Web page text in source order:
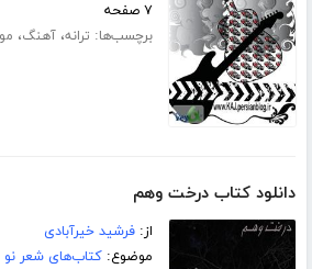
۷ صفحه
برچسب‌ها: ترانه،آهنگ،
دانلود کتاب درخت وهم
از:فرشید خیرآبادی
موضوع:کتاب‌های شعر نو